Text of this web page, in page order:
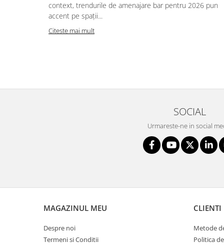
context, trendurile de amenajare bar pentru 2026 pun
accent pe spații...
Citeste mai mult
SOCIAL
Urmareste-ne in social
MAGAZINUL MEU
Despre noi
Termeni si Conditii
CLIENTI
Metode
Politica